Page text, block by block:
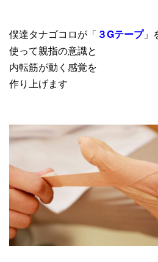
僕達タナゴコロが「 ３Gテープ」
使って親指の意識と
内転筋が動く感覚を
作り上げます